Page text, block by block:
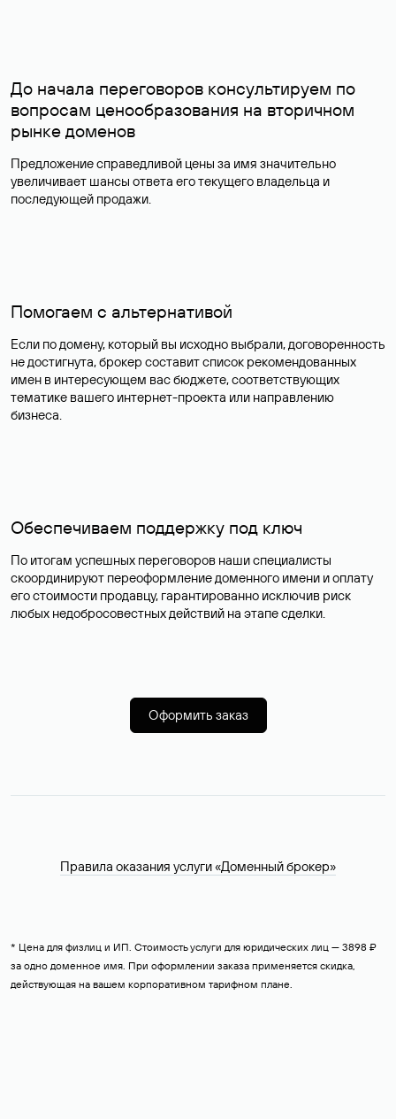
До начала переговоров консультируем по
вопросам ценообразования на вторичном
рынке доменов
Предложение справедливой цены за имя значительно
увеличивает шансы ответа его текущего владельца и
последующей продажи.
Помогаем с альтернативой
Если по домену, который вы исходно выбрали, договоренность
не достигнута, брокер составит список рекомендованных
имен в интересующем вас бюджете, соответствующих
тематике вашего интернет-проекта или направлению
бизнеса.
Обеспечиваем поддержку под ключ
По итогам успешных переговоров наши специалисты
скоординируют переоформление доменного имени и оплату
его стоимости продавцу, гарантированно исключив риск
любых недобросовестных действий на этапе сделки.
Оформить заказ
Правила оказания услуги «Доменный брокер»
* Цена для физлиц и ИП. Стоимость услуги для юридических лиц — 3898 ₽
за одно доменное имя. При оформлении заказа применяется скидка,
действующая на вашем корпоративном тарифном плане.